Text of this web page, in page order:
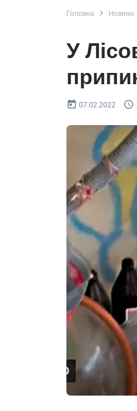
Головна navigate_next Новини
У
today 07.02.2022 query_builder